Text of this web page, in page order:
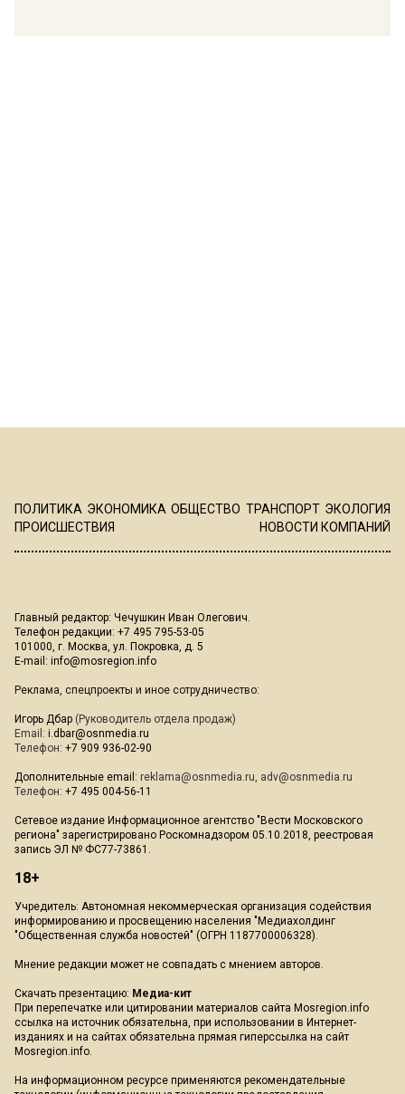
ПОЛИТИКА ЭКОНОМИКА ОБЩЕСТВО ТРАНСПОРТ ЭКОЛОГИЯ
ПРОИСШЕСТВИЯ
НОВОСТИ КОМПАНИЙ
Главный редактор: Чечушкин Иван Олегович.
Телефон редакции: +7 495 795-53-05
101000, г. Москва, ул. Покровка, д. 5
E-mail: info@mosregion.info
Реклама, спецпроекты и иное сотрудничество:
Игорь Дбар (Руководитель отдела продаж)
Email: i.dbar@osnmedia.ru
Телефон: +7 909 936-02-90
Дополнительные email: reklama@osnmedia.ru, adv@osnmedia.ru
Телефон: +7 495 004-56-11
Сетевое издание Информационное агентство "Вести Московского
региона" зарегистрировано Роскомнадзором 05.10.2018, реестровая
запись ЭЛ № ФС77-73861.
18+
Учредитель: Автономная некоммерческая организация содействия
информированию и просвещению населения "Медиахолдинг
"Общественная служба новостей" (ОГРН 1187700006328).
Мнение редакции может не совпадать с мнением авторов.
Скачать презентацию: Медиа-кит
При перепечатке или цитировании материалов сайта Mosregion.info
ссылка на источник обязательна, при использовании в Интернет-
изданиях и на сайтах обязательна прямая гиперссылка на сайт
Mosregion.info.
На информационном ресурсе применяются рекомендательные